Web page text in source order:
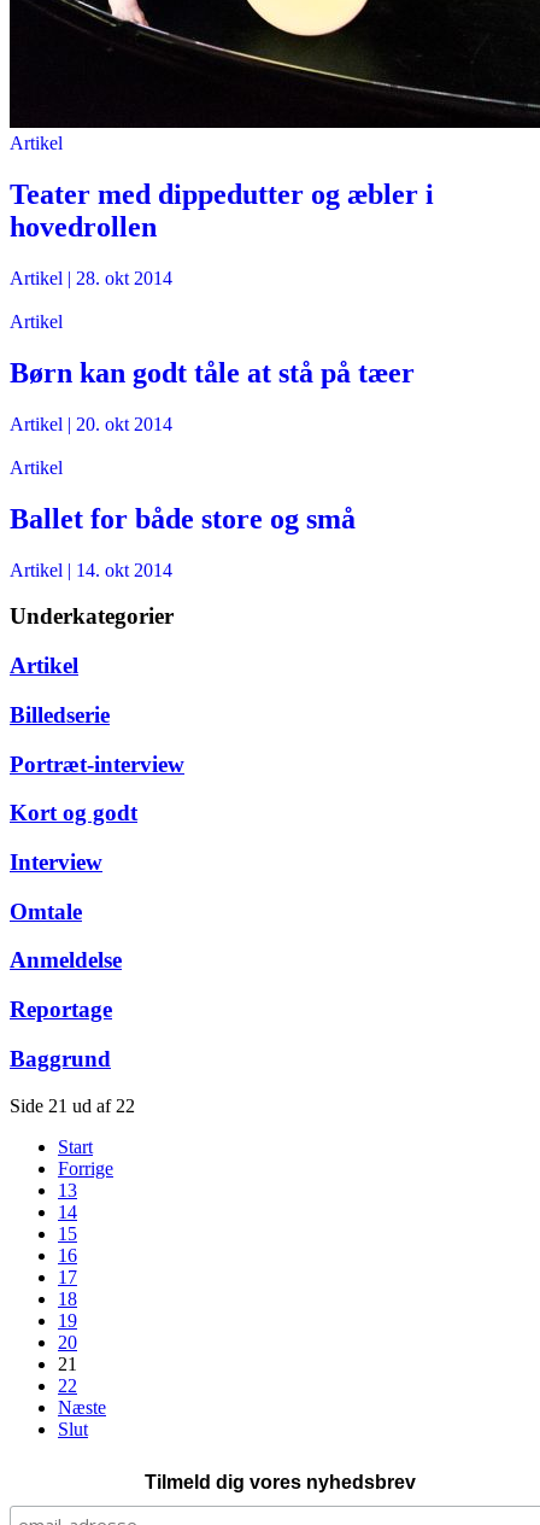
Artikel
Teater med dippedutter og æbler i
hovedrollen
Artikel | 28. okt 2014
Artikel
Børn kan godt tåle at stå på tæer
Artikel | 20. okt 2014
Artikel
Ballet for både store og små
Artikel | 14. okt 2014
Underkategorier
Artikel
Billedserie
Portræt-interview
Kort og godt
Interview
Omtale
Anmeldelse
Reportage
Baggrund
Side 21 ud af 22
Start
Forrige
13
14
15
16
17
18
19
20
21
22
Næste
Slut
Tilmeld dig vores nyhedsbrev